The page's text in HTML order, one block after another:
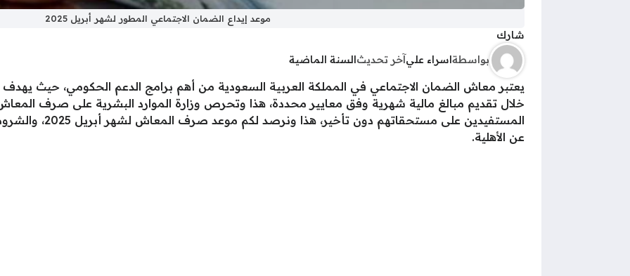
موعد إيداع الضمان الاجتماعي المطور لشهر أبريل 2025
شارك
بواسطة اسراء علي آخر تحديث السنة الماضية
يعتبر معاش الضمان الاجتماعي في المملكة العربية السعودية من أهم برامج الدعم الحكومي، حيث
خلال تقديم مبالغ مالية شهرية وفق معايير محددة، هذا وتحرص وزارة الموارد البشرية على صرف
المستفيدين على
عن الأهلية.